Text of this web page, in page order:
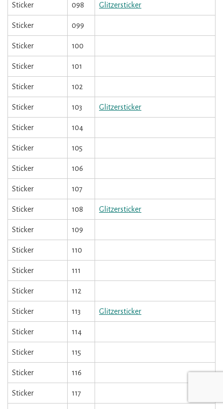
Sticker 098 Glitzersticker
Sticker 099
Sticker 100
Sticker 101
Sticker 102
Sticker 103 Glitzersticker
Sticker 104
Sticker 105
Sticker 106
Sticker 107
Sticker 108 Glitzersticker
Sticker 109
Sticker 110
Sticker 111
Sticker 112
Sticker 113 Glitzersticker
Sticker 114
Sticker 115
Sticker 116
Sticker 117